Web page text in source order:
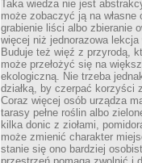
Taka wiedza nie jest
może zobaczyć ją na własne
grabienie liści albo zbieranie
więcej niż jednorazowa lekcja
Buduje też więź z przyrodą,
może przełożyć się na
ekologiczną. Nie trzeba
działką, by czerpać korzyści
Coraz więcej osób urządza
tarasy pełne roślin albo
kilka donic z ziołami,
może zmienić charakter
stanie się ono bardziej